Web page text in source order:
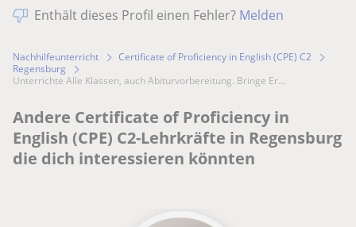
Enthält dieses Profil einen Fehler? Melden
Nachhilfeunterricht
Certificate of Proficiency in English (CPE) C2
Regensburg
Unterrichte Alle Klassen, auch Abiturvorbereitung. Bringe Er...
Andere Certificate of Proficiency in
English (CPE) C2-Lehrkräfte in Regensburg
die dich interessieren könnten